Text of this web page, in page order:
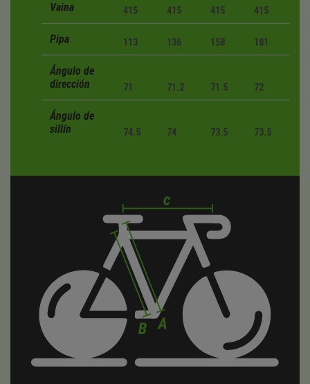
Vaina 415 415 415 415
Pipa 113 136 158 181
Ángulo de
dirección
71 71.2 71.5 72
Ángulo de
sillín
74.5 74 73.5 73.5